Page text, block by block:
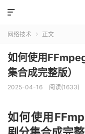

网络技术  正文
如何使用
集合成完整版）
2025-04-16 阅读(1633)
如何使用